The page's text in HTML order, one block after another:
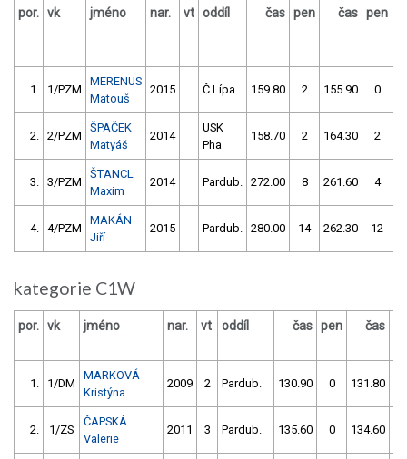
por. vk jméno nar. vt oddíl čas pen čas pen
1. 1/PZM
MERENUS
Matouš
2015 Č.Lípa 159.80 2 155.90 0
2. 2/PZM
ŠPAČEK
Matyáš
2014
USK
Pha
158.70 2 164.30 2
3. 3/PZM
ŠTANCL
Maxim
2014 Pardub. 272.00 8 261.60 4
4. 4/PZM
MAKÁN
Jiří
2015 Pardub. 280.00 14 262.30 12
kategorie C1W
por. vk jméno nar. vt oddíl čas pen čas
1. 1/DM
MARKOVÁ
Kristýna
2009 2 Pardub. 130.90 0 131.80
2. 1/ZS
ČAPSKÁ
Valerie
2011 3 Pardub. 135.60 0 134.60